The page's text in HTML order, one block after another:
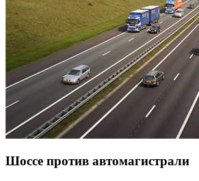
Шоссе против автомагистрали